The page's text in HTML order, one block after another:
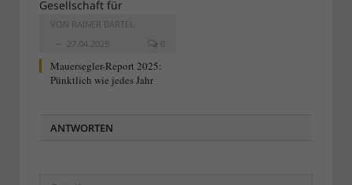
VON RAINER BARTEL
27.04.2025
0
Mauersegler-Report 2025:
Pünktlich wie jedes Jahr
ANTWORTEN